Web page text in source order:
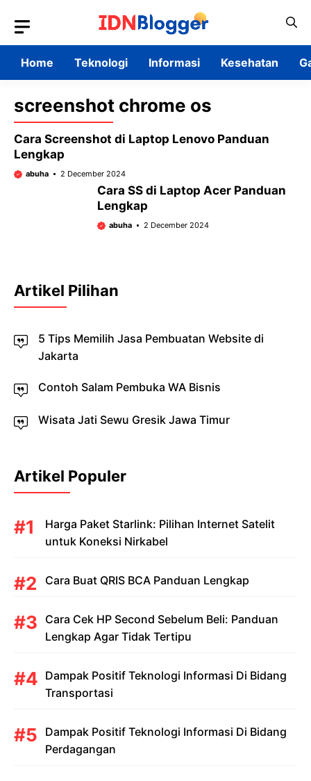
content
Home
Teknologi Informasi Kesehatan
screenshot chrome os
Cara Screenshot di Laptop Lenovo Panduan
Lengkap
abuha 2 December 2024
Cara SS di Laptop Acer Panduan
Lengkap
abuha 2 December 2024
Artikel Pilihan
5 Tips Memilih Jasa Pembuatan Website di
Jakarta
Contoh Salam Pembuka WA Bisnis
Wisata Jati Sewu Gresik Jawa Timur
Artikel Populer
Harga Paket Starlink: Pilihan Internet Satelit
untuk Koneksi Nirkabel
Cara Buat QRIS BCA Panduan Lengkap
Cara Cek HP Second Sebelum Beli: Panduan
Lengkap Agar Tidak Tertipu
Dampak Positif Teknologi Informasi Di Bidang
Transportasi
Dampak Positif Teknologi Informasi Di Bidang
Perdagangan